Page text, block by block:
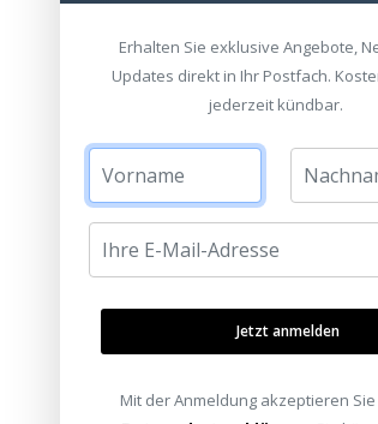
Erhalten Sie exklusive Angebote,
Updates direkt in Ihr Postfach.
jederzeit kündbar.
Jetzt anmelden
Mit der Anmeldung akzeptieren